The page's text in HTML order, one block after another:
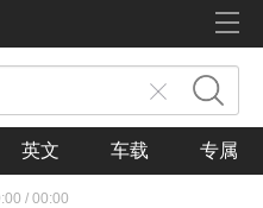
英文 车载 专属
/ 00:00